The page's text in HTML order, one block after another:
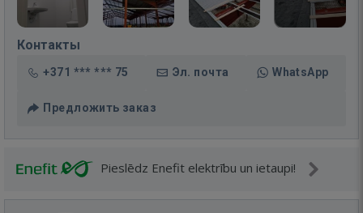
Контакты
+371 *** *** 75 Эл. почта WhatsApp
Предложить заказ
Pieslēdz Enefit elektrību un ietaupi!